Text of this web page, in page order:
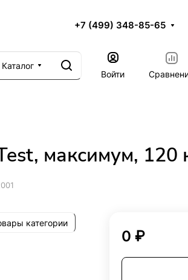
+7 (499) 348-85-65
Каталог
Войти
максимум, 120
категории
0 ₽